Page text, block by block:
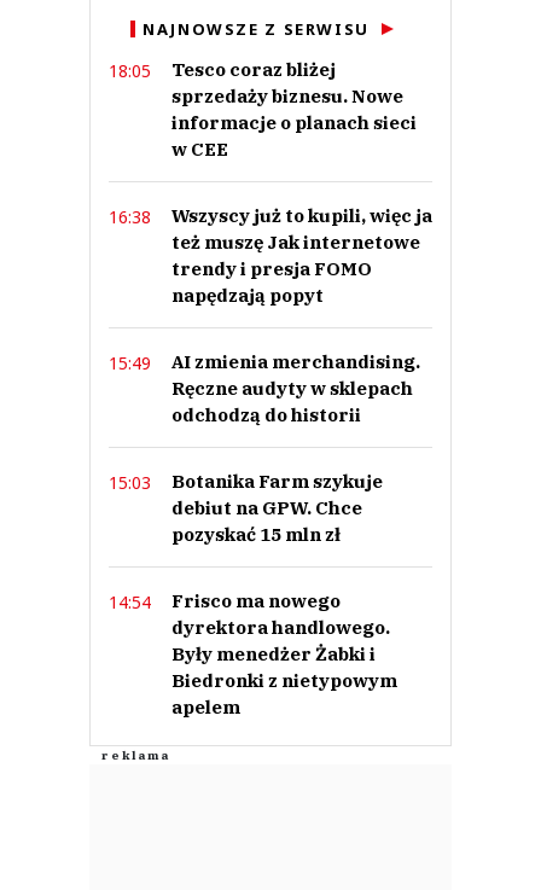
NAJNOWSZE Z SERWISU
18:05
Tesco coraz bliżej
sprzedaży biznesu. Nowe
informacje o planach sieci
w CEE
16:38
Wszyscy już to kupili, więc ja
też muszę Jak internetowe
trendy i presja FOMO
napędzają popyt
15:49
AI zmienia merchandising.
Ręczne audyty w sklepach
odchodzą do historii
15:03
Botanika Farm szykuje
debiut na GPW. Chce
pozyskać 15 mln zł
14:54
Frisco ma nowego
dyrektora handlowego.
Były menedżer Żabki i
Biedronki z nietypowym
apelem